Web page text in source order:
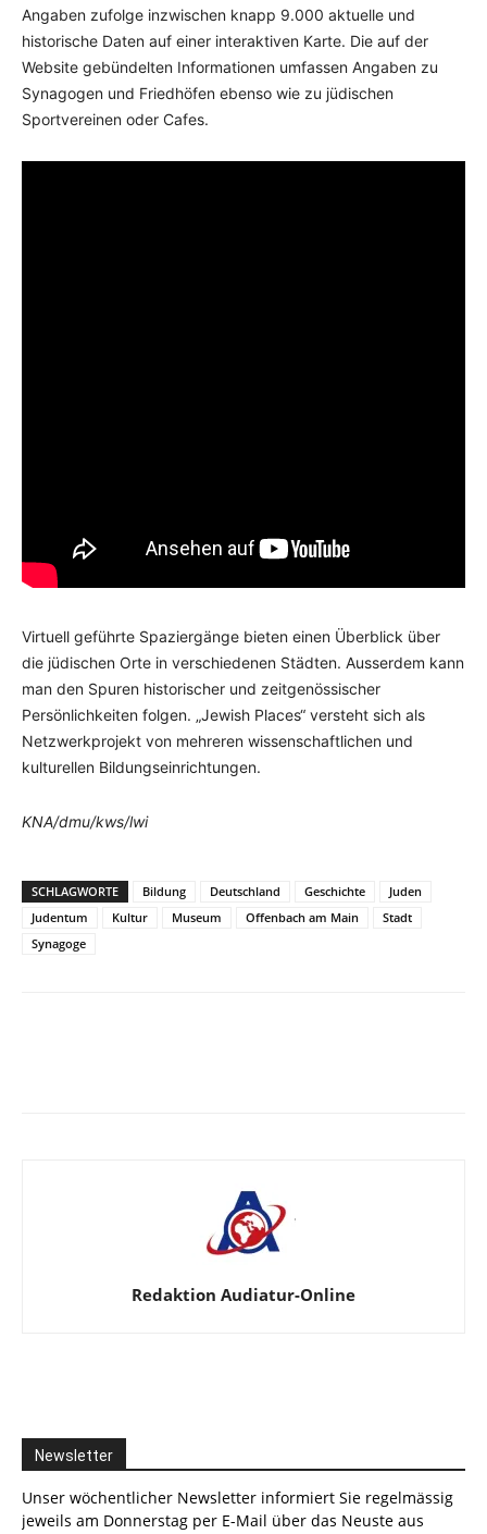
Angaben zufolge inzwischen knapp 9.000 aktuelle und
historische Daten auf einer interaktiven Karte. Die auf der
Website gebündelten Informationen umfassen Angaben zu
Synagogen und Friedhöfen ebenso wie zu jüdischen
Sportvereinen oder Cafes.
Virtuell geführte Spaziergänge bieten einen Überblick über
die jüdischen Orte in verschiedenen Städten. Ausserdem kann
man den Spuren historischer und zeitgenössischer
Persönlichkeiten folgen. „Jewish Places“ versteht sich als
Netzwerkprojekt von mehreren wissenschaftlichen und
kulturellen Bildungseinrichtungen.
KNA/dmu/kws/lwi
SCHLAGWORTE Bildung Deutschland Geschichte
Juden
Judentum
Kultur Museum Offenbach am Main
Stadt
Synagoge
Redaktion Audiatur-Online
Newsletter
Unser wöchentlicher Newsletter informiert Sie regelmässig
jeweils am Donnerstag per E-Mail über das Neuste aus